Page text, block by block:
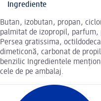
Ingrediente
Butan, izobutan, propan,
palmitat de izopropil,
Persea gratissima,
dimeticonă, carbonat de
benzilic Ingredientele
cele de pe ambalaj.